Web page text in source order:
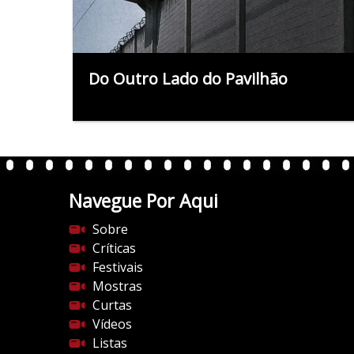
Do Outro Lado do Pavilhão
Navegue Por Aqui
Sobre
Críticas
Festivais
Mostras
Curtas
Vídeos
Listas